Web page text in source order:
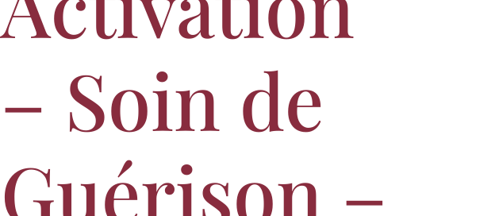
– Soin de
Guérison –
13/09
à